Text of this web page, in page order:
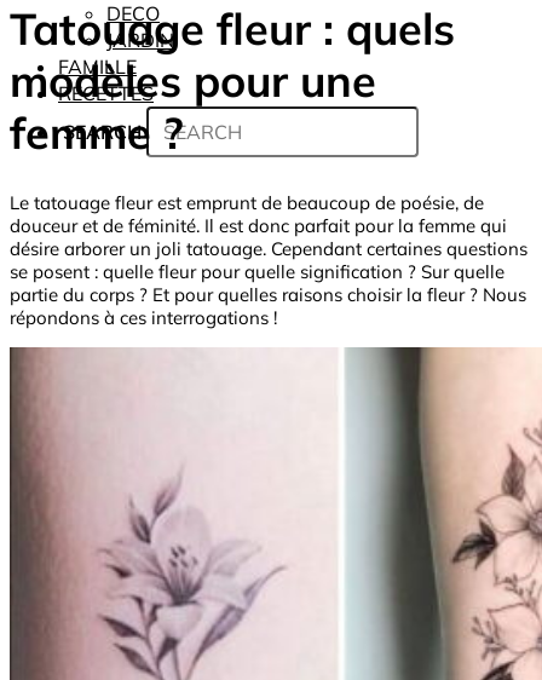
DECO
JARDIN
FAMILLE
RECETTES
SEARCH
Tatouage fleur : quels
modèles pour une
femme ?
Le tatouage fleur est emprunt de beaucoup de poésie, de
douceur et de féminité. Il est donc parfait pour la femme qui
désire arborer un joli tatouage. Cependant certaines questions
se posent : quelle fleur pour quelle signification ? Sur quelle
partie du corps ? Et pour quelles raisons choisir la fleur ? Nous
répondons à ces interrogations !